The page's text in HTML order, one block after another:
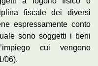
fiscale dei diversi
espressamente conto
sono soggetti i beni
cui vengono
06).